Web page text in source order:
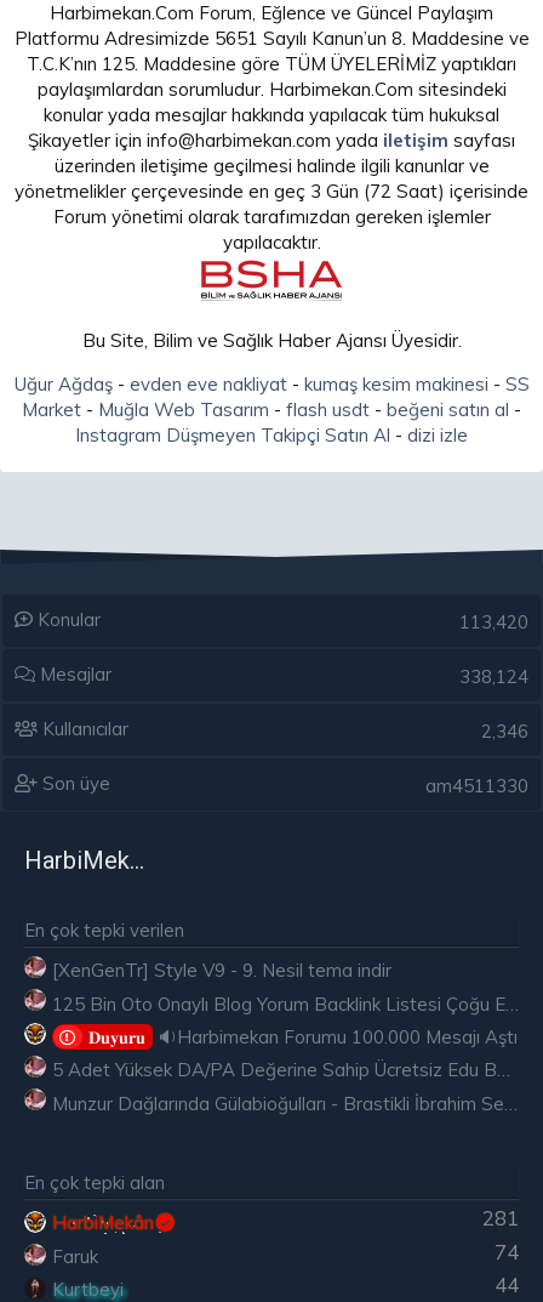
Harbimekan.Com Forum, Eğlence ve Güncel Paylaşım
Platformu Adresimizde 5651 Sayılı Kanun’un 8. Maddesine ve
T.C.K’nın 125. Maddesine göre TÜM ÜYELERİMİZ yaptıkları
paylaşımlardan sorumludur. Harbimekan.Com sitesindeki
konular yada mesajlar hakkında yapılacak tüm hukuksal
Şikayetler için info@harbimekan.com yada iletişim sayfası
üzerinden iletişime geçilmesi halinde ilgili kanunlar ve
yönetmelikler çerçevesinde en geç 3 Gün (72 Saat) içerisinde
Forum yönetimi olarak tarafımızdan gereken işlemler
yapılacaktır.
Bu Site, Bilim ve Sağlık Haber Ajansı Üyesidir.
Uğur Ağdaş- evden eve nakliyat- kumaş kesim makinesi - SS
Market - Muğla Web Tasarım - flash usdt - beğeni satın al -
Instagram Düşmeyen Takipçi Satın Al - dizi izle
Konular 113,420
Mesajlar 338,124
Kullanıcılar 2,346
Son üye am4511330
HarbiMekân
En çok tepki verilen
[XenGenTr] Style V9 - 9. Nesil tema indir
𝐃𝐮𝐲𝐮𝐫𝐮
🔉Harbimekan Forumu 100.000 Mesajı Aştı
5 Adet Yüksek DA/PA Değerine Sahip Ücretsiz Edu Backlink
En çok tepki alan
281
HarbiMekân
74
Faruk
44
Kurtbeyi